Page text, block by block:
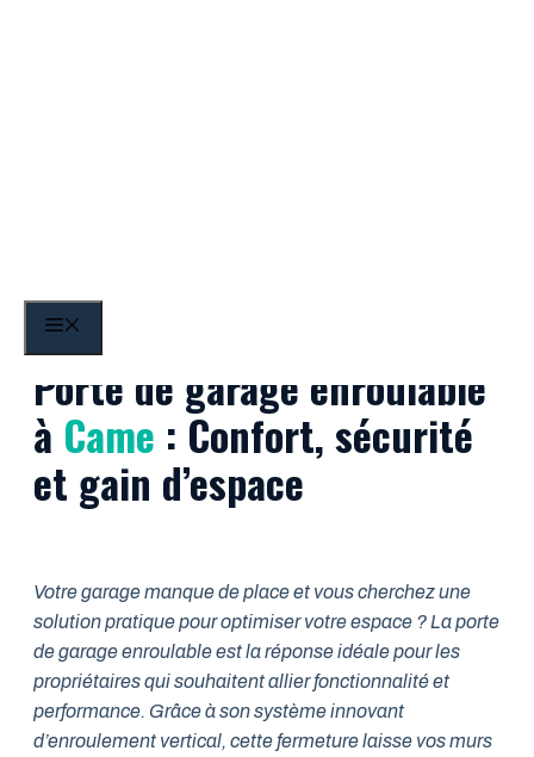
Porte de garage enroulable
à Came : Confort, sécurité
et gain d’espace
Votre garage manque de place et vous cherchez une
solution pratique pour optimiser votre espace ? La porte
de garage enroulable est la réponse idéale pour les
propriétaires qui souhaitent allier fonctionnalité et
performance. Grâce à son système innovant
d’enroulement vertical, cette fermeture laisse vos murs